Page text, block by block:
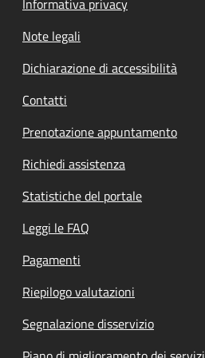
Note legali
Dichiarazione di accessibilità
Contatti
Prenotazione appuntamento
Richiedi assistenza
Statistiche del portale
Leggi le FAQ
Pagamenti
Riepilogo valutazioni
Segnalazione disservizio